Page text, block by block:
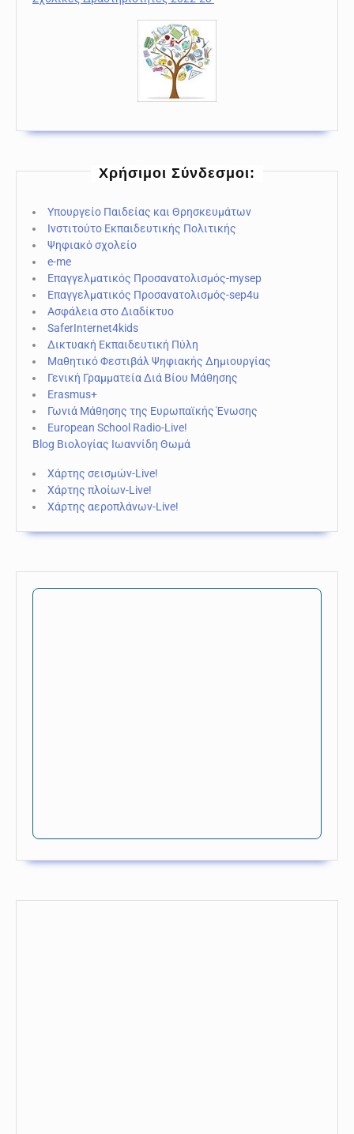
Χρήσιμοι Σύνδεσμοι:
Υπουργείο Παιδείας και Θρησκευμάτων
Ινστιτούτο Εκπαιδευτικής Πολιτικής
Ψηφιακό σχολείο
e-me
Επαγγελματικός Προσανατολισμός-mysep
Επαγγελματικός Προσανατολισμός-sep4u
Ασφάλεια στο Διαδίκτυο
SaferInternet4kids
Δικτυακή Εκπαιδευτική Πύλη
Μαθητικό Φεστιβάλ Ψηφιακής Δημιουργίας
Γενική Γραμματεία Διά Βίου Μάθησης
Erasmus+
Γωνιά Μάθησης της Ευρωπαϊκής Ένωσης
European School Radio-Live!
Blog Βιολογίας Ιωαννίδη Θωμά
Χάρτης σεισμών-Live!
Χάρτης πλοίων-Live!
Χάρτης αεροπλάνων-Live!